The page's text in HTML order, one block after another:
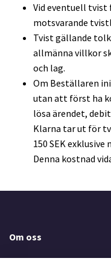
Vid eventuell tvist
motsvarande
Tvist gällande
allmänna villkor
och lag.
Om Beställaren
utan att först ha
lösa ärendet,
Klarna tar ut för
150 SEK exklusive
Denna kostnad
Om oss